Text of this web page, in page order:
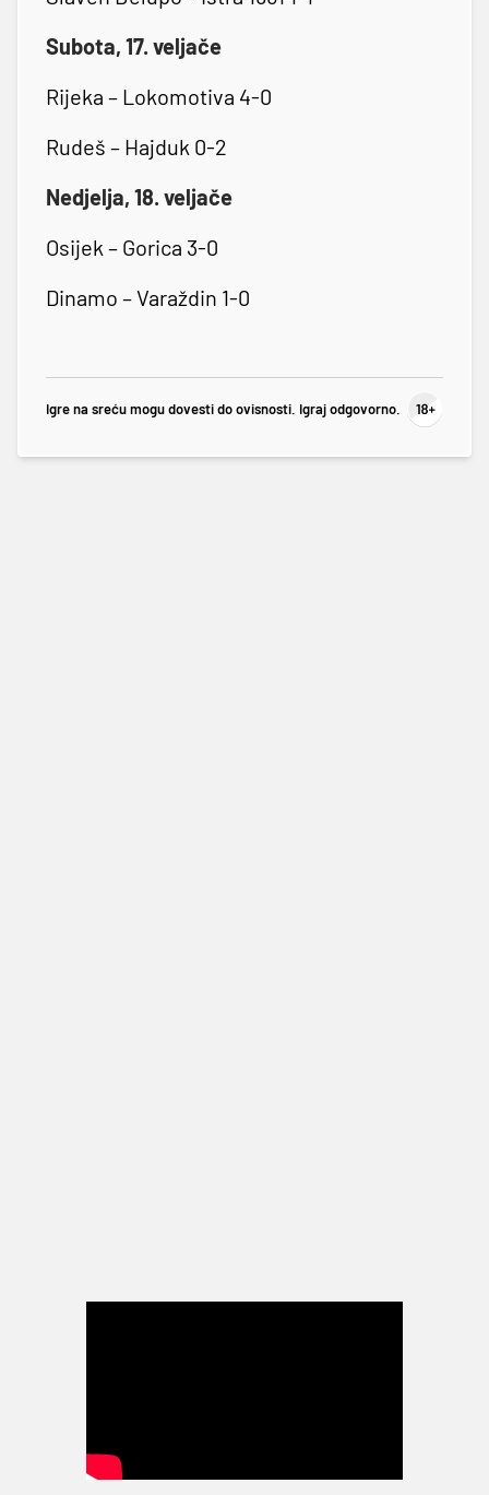
Subota, 17. veljače
Rijeka – Lokomotiva 4-0
Rudeš – Hajduk 0-2
Nedjelja, 18. veljače
Osijek – Gorica 3-0
Dinamo – Varaždin 1-0
Igre na sreću mogu dovesti do ovisnosti. Igraj odgovorno.